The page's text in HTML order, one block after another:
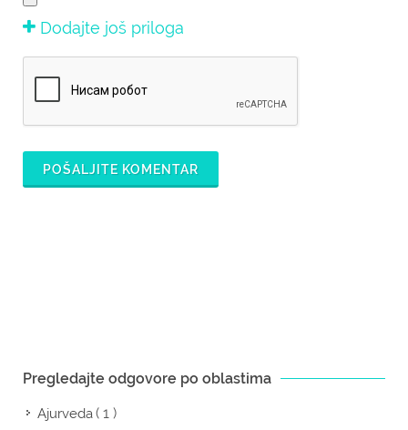
Dodajte još priloga
POŠALJITE KOMENTAR
Pregledajte odgovore po oblastima
Ajurveda( 1 )